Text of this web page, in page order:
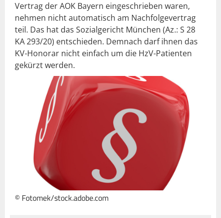
Vertrag der AOK Bayern eingeschrieben waren,
nehmen nicht automatisch am Nachfolgevertrag
teil. Das hat das Sozialgericht München (Az.: S 28
KA 293/20) entschieden. Demnach darf ihnen das
KV-Honorar nicht einfach um die HzV-Patienten
gekürzt werden.
© Fotomek/stock.adobe.com